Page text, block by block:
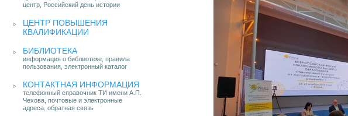
центр, Российский день истории
ЦЕНТР ПОВЫШЕНИЯ
КВАЛИФИКАЦИИ
БИБЛИОТЕКА
информация о библиотеке, правила
пользования, электронный каталог
КОНТАКТНАЯ ИНФОРМАЦИЯ
телефонный справочник ТИ имени А.П.
Чехова, почтовые и электронные
адреса, обратная связь